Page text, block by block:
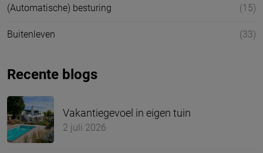
(Automatische) besturing (15)
Buitenleven (33)
Recente blogs
Vakantiegevoel in eigen tuin
2 juli 2026